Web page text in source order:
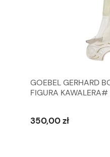
GOEBEL GERHARD
FIGURA
350,00 zł